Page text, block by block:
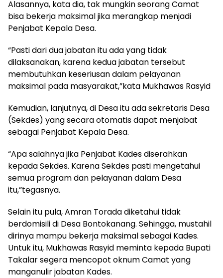
Alasannya, kata dia, tak mungkin seorang Camat
bisa bekerja maksimal jika merangkap menjadi
Penjabat Kepala Desa.
“Pasti dari dua jabatan itu ada yang tidak
dilaksanakan, karena kedua jabatan tersebut
membutuhkan keseriusan dalam pelayanan
maksimal pada masyarakat,”kata Mukhawas Rasyid
Kemudian, lanjutnya, di Desa itu ada sekretaris Desa
(Sekdes) yang secara otomatis dapat menjabat
sebagai Penjabat Kepala Desa.
“Apa salahnya jika Penjabat Kades diserahkan
kepada Sekdes. Karena Sekdes pasti mengetahui
semua program dan pelayanan dalam Desa
itu,”tegasnya.
Selain itu pula, Amran Torada diketahui tidak
berdomisili di Desa Bontokanang. Sehingga, mustahil
dirinya mampu bekerja maksimal sebagai Kades.
Untuk itu, Mukhawas Rasyid meminta kepada Bupati
Takalar segera mencopot oknum Camat yang
manganulir jabatan Kades.